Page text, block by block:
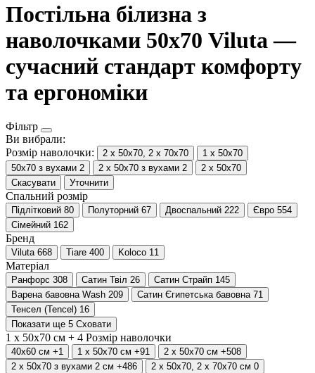
Постільна білизна з
наволочками 50х70 Viluta —
сучасний стандарт комфорту
та ергономіки
Фільтр
Ви вибрали:
Розмір наволочки:
2 х 50х70, 2 х 70х70
1 х 50х70
50х70 з вухами 2
2 х 50х70 з вухами 2
2 х 50х70
Скасувати
Уточнити
Спальний розмір
Підлітковий 80 Полуторний 67 Двоспальний 222 Євро 554
Сімейний 162
Бренд
Viluta 668 Tiare 400 Koloco 11
Матеріал
Ранфорс 308 Сатин Твіл 26 Сатин Страйп 145
Варена бавовна Wash 209 Сатин Єгипетська бавовна 71
Тенсел (Tencel) 16
Показати ще 5 Сховати
1 х 50х70 см + 4 Розмір наволочки
40x60 см +1 1 х 50х70 см +91 2 х 50х70 см +508
2 х 50х70 з вухами 2 см +486 2 х 50х70, 2 х 70х70 см 0